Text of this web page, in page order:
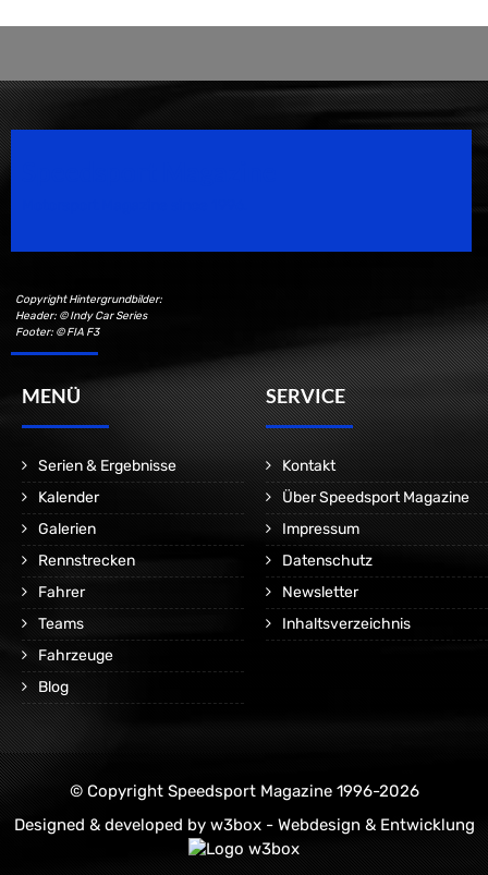
Copyright Hintergrundbilder:
Header: © Indy Car Series
Footer: © FIA F3
MENÜ
Serien & Ergebnisse
Kalender
Galerien
Rennstrecken
Fahrer
Teams
Fahrzeuge
Blog
SERVICE
Kontakt
Über Speedsport Magazine
Impressum
Datenschutz
Newsletter
Inhaltsverzeichnis
© Copyright Speedsport Magazine 1996-2026
Designed & developed by w3box - Webdesign & Entwicklung